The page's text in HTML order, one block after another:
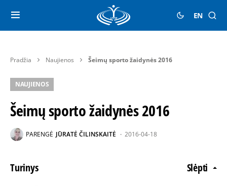
EN
Pradžia Naujienos Šeimų sporto žaidynės 2016
NAUJIENOS
Šeimų sporto žaidynės 2016
PARENGĖ JŪRATĖ ČILINSKAITĖ 2016-04-18
Turinys Slėpti